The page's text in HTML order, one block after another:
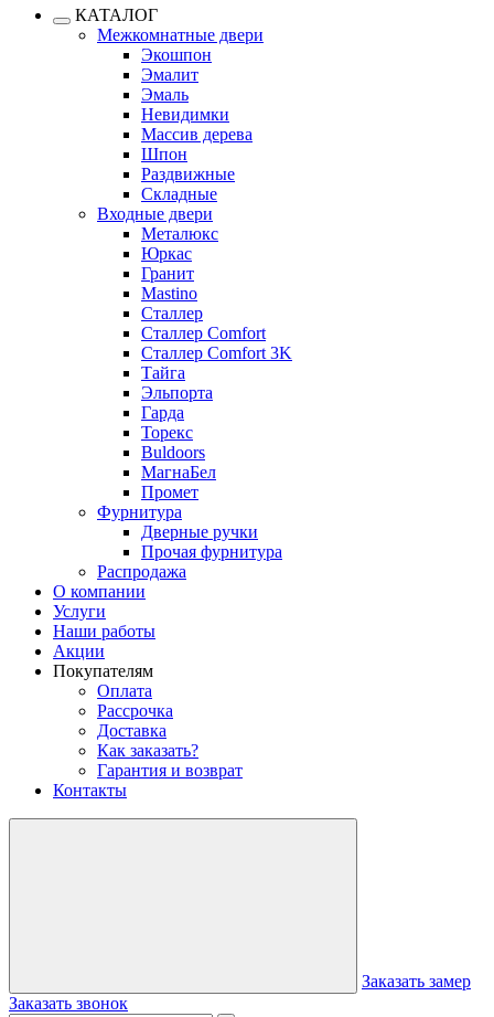
КАТАЛОГ
Межкомнатные двери
Экошпон
Эмалит
Эмаль
Невидимки
Массив дерева
Шпон
Раздвижные
Складные
Входные двери
Металюкс
Юркас
Гранит
Mastino
Сталлер
Сталлер Comfort
Сталлер Comfort 3K
Тайга
Эльпорта
Гарда
Торекс
Buldoors
МагнаБел
Промет
Фурнитура
Дверные ручки
Прочая фурнитура
Распродажа
О компании
Услуги
Наши работы
Акции
Покупателям
Оплата
Рассрочка
Доставка
Как заказать?
Гарантия и возврат
Контакты
Заказать замер
Заказать звонок